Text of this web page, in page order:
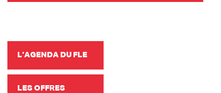
L’AGENDA DU FLE
LES OFFRES